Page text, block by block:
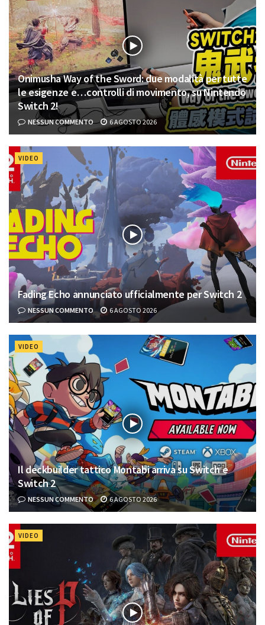
Onimusha Way of the Sword: due modalità per tutte
le esigenze e…controlli di movimento, su Nintendo
Switch 2!
NESSUN COMMENTO 6 AGOSTO 2026
VIDEO
Fading Echo annunciato ufficialmente per Switch 2
NESSUN COMMENTO 6 AGOSTO 2026
VIDEO
Il deckbuilder tattico Montabi arriva su Switch e
Switch 2
NESSUN COMMENTO 6 AGOSTO 2026
VIDEO